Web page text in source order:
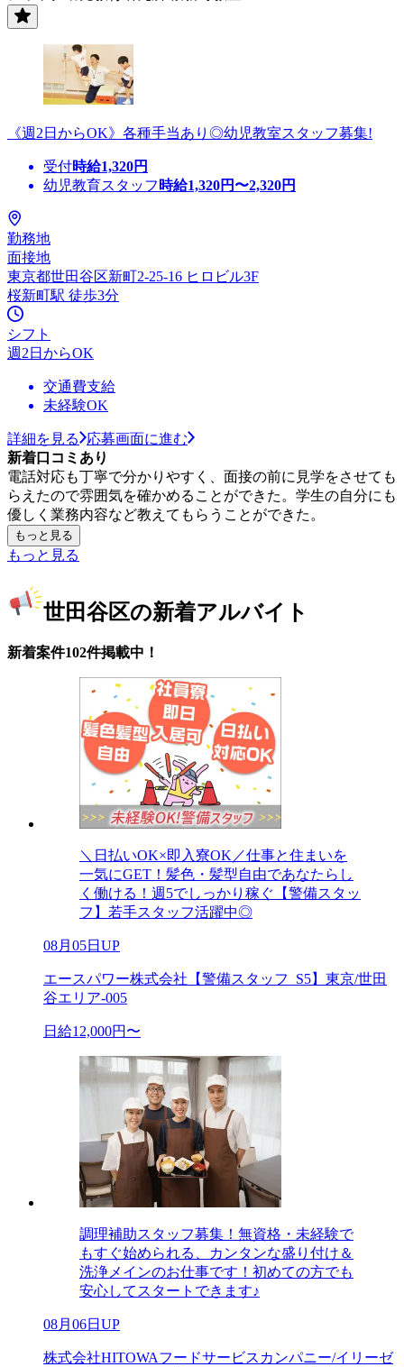
《週2日からOK》各種手当あり◎幼児教室スタッフ募集!
受付時給1,320円
幼児教育スタッフ 時給1,320円〜2,320円
勤務地
面接地
東京都世田谷区新町2-25-16 ヒロビル3F
桜新町駅 徒歩3分
シフト
週2日からOK
交通費支給
未経験OK
詳細を見る
応募画面に進む
新着口コミあり
電話対応も丁寧で分かりやすく、面接の前に見学をさせても
らえたので雰囲気を確かめることができた。学生の自分にも
優しく業務内容など教えてもらうことができた。
もっと見る
もっと見る
世田谷区の新着アルバイト
新着案件102件掲載中！
＼日払いOK×即入寮OK／仕事と住まいを
一気にGET！髪色・髪型自由であなたらし
く働ける！週5でしっかり稼ぐ【警備スタッ
フ】若手スタッフ活躍中◎
08月05日UP
エースパワー株式会社【警備スタッフ_S5】東京/世田
谷エリア-005
日給12,000円〜
調理補助スタッフ募集！無資格・未経験で
もすぐ始められる、カンタンな盛り付け＆
洗浄メインのお仕事です！初めての方でも
安心してスタートできます♪
08月06日UP
株式会社HITOWAフードサービスカンパニー/イリーゼ